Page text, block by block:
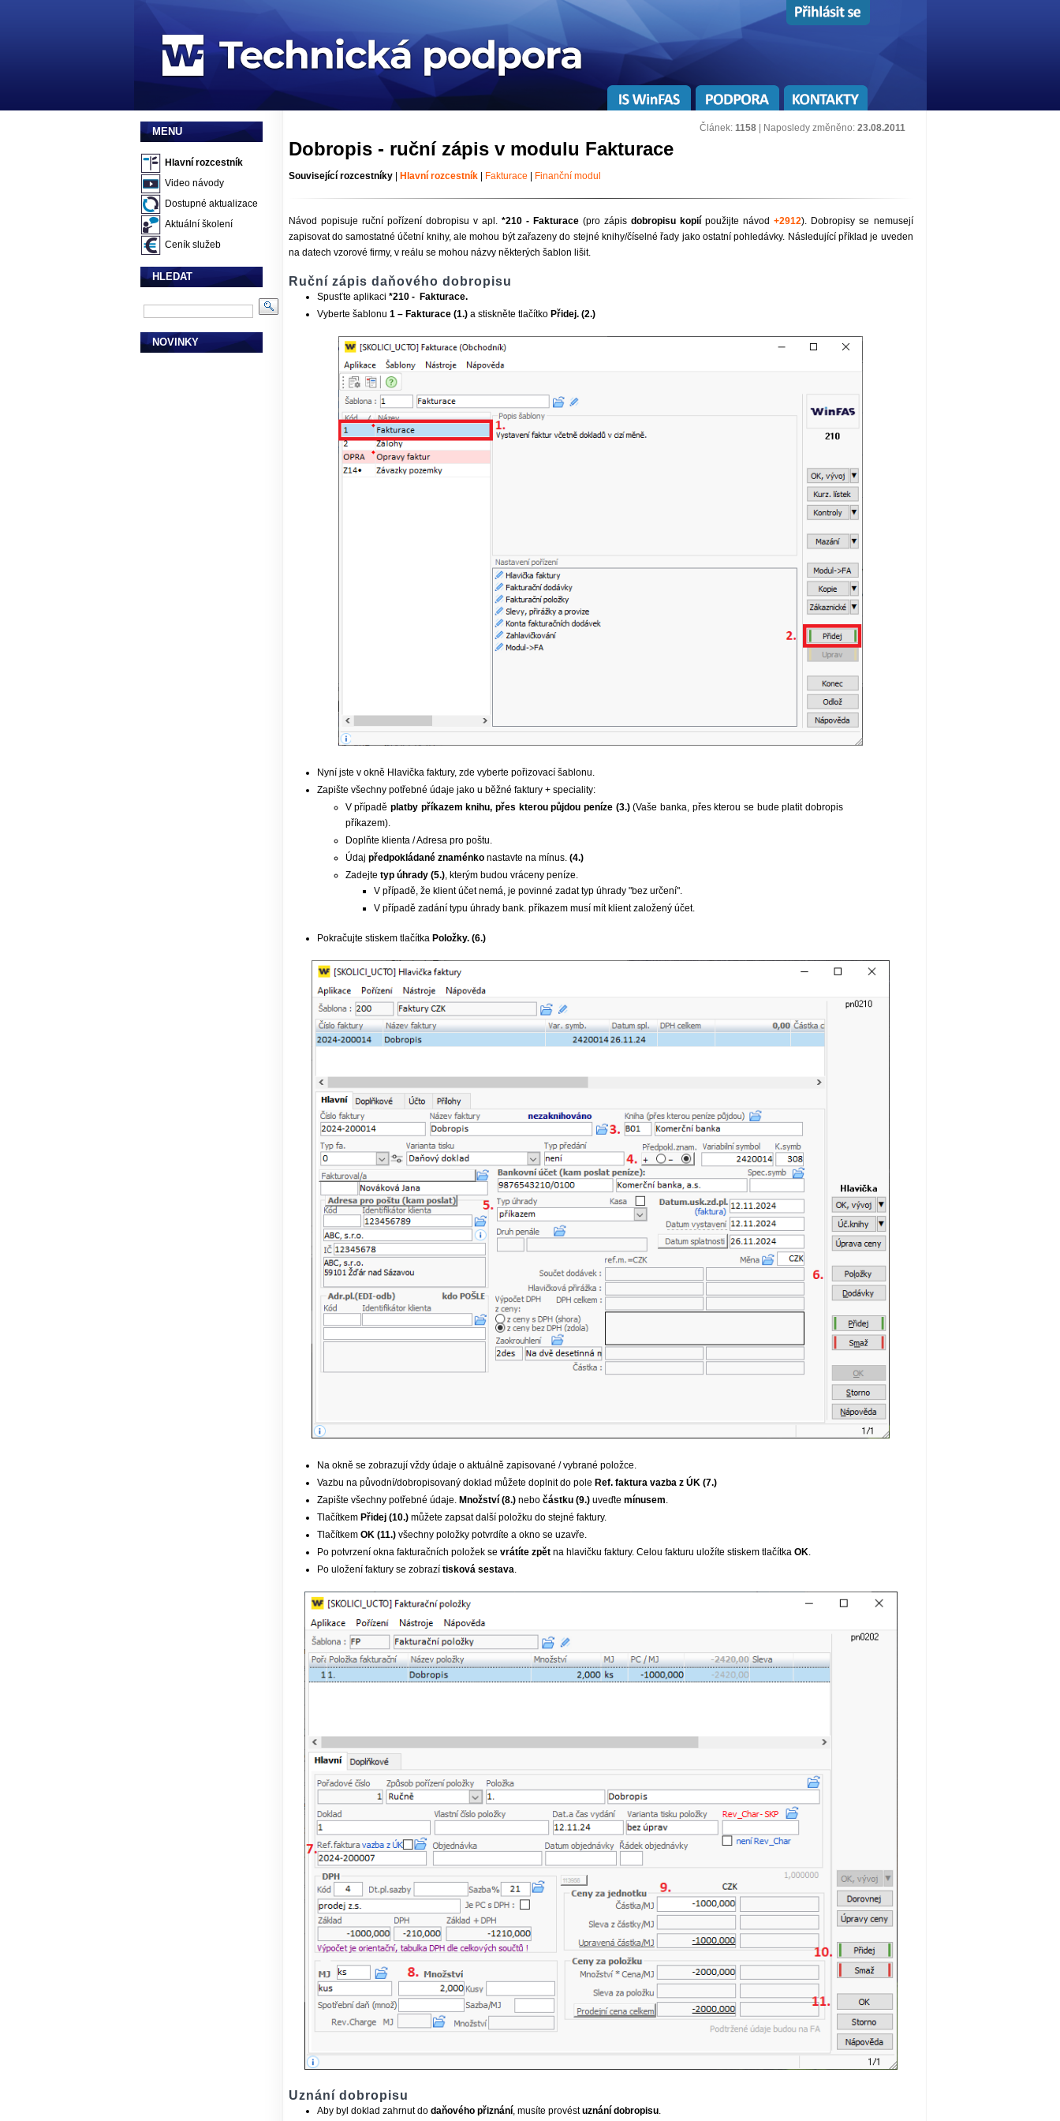
MENU
Hlavní rozcestník
Video návody
Dostupné aktualizace
Aktuální školení
Ceník služeb
HLEDAT
NOVINKY
Článek: 1158| Naposledy změněno: 23.08.2011
Dobropis - ruční zápis v modulu Fakturace
Související rozcestníky| Hlavní rozcestník| Fakturace Finanční modul
Návod popisuje ruční pořízení dobropisu v apl. *210 - Fakturace(pro zápisdobropisu kopií použijte návod+2912). Dobropisy se nemusejí
zapisovat do samostatné účetní knihy, ale mohou být zařazeny do stejné knihy/číselné řady jako ostatní pohledávky. Následující příklad je uveden
na datech vzorové firmy, v reálu se mohou názvy některých šablon lišit.
Ruční zápis daňového dobropisu
Spusťte aplikaci *210 - Fakturace.
Vyberte šablonu 1 – Fakturace (1.)a stiskněte tlačítko Přidej. (2.)
Nyní jste v okně Hlavička faktury, zde vyberte pořizovací šablonu.
Zapište všechny potřebné údaje jako u běžné faktury + speciality:
V případě platby příkazem knihu, přes kterou půjdou peníze (3.)(Vaše banka, přes kterou se bude platit dobropis
příkazem).
Doplňte klienta / Adresa pro poštu.
Údaj předpokládané znaménkonastavte na mínus. (4.)
Zadejte typ úhrady (5.), kterým budou vráceny peníze.
V případě, že klient účet nemá, je povinné zadat typ úhrady "bez určení".
V případě zadání typu úhrady bank. příkazem musí mít klient založený účet.
Pokračujte stiskem tlačítka Položky. (6.)
Na okně se zobrazují vždy údaje o aktuálně zapisované / vybrané položce.
Vazbu na původní/dobropisovaný doklad můžete doplnit do pole Ref. faktura vazba z ÚK (7.)
Zapište všechny potřebné údaje. Množství (8.)nebo částku (9.)uveďte mínusem.
Tlačítkem Přidej (10.)můžete zapsat další položku do stejné faktury.
Tlačítkem OK (11.)všechny položky potvrdíte a okno se uzavře.
Po potvrzení okna fakturačních položek se vrátíte zpětna hlavičku faktury. Celou fakturu uložíte stiskem tlačítka OK.
Po uložení faktury se zobrazí tisková sestava.
Uznání dobropisu
Aby byl doklad zahrnut do daňového přiznání, musíte provéstuznání dobropisu.